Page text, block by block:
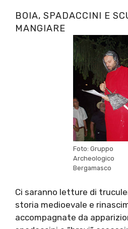
BOIA, SPADACCINI E
MANGIARE
Foto: Gruppo
Archeologico
Bergamasco
Ci saranno letture di
storia medioevale e
accompagnate da